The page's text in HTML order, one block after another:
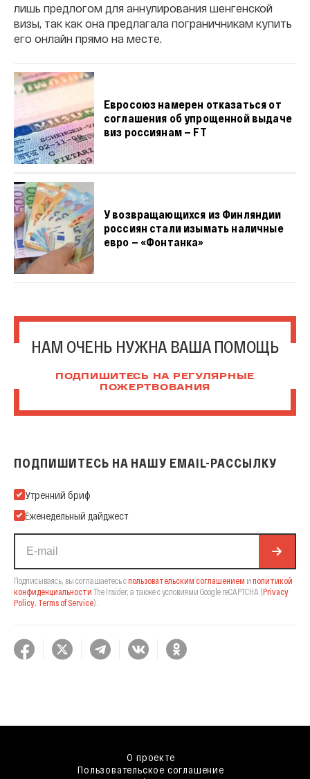
лишь предлогом для аннулирования шенгенской
визы, так как она предлагала пограничникам купить
его онлайн прямо на месте.
Евросоюз намерен отказаться от
соглашения об упрощенной выдаче
виз россиянам — FT
У возвращающихся из Финляндии
россиян стали изымать наличные
евро — «Фонтанка»
НАМ ОЧЕНЬ НУЖНА ВАША ПОМОЩЬ
ПОДПИШИТЕСЬ НА РЕГУЛЯРНЫЕ
ПОЖЕРТВОВАНИЯ
ПОДПИШИТЕСЬ НА НАШУ EMAIL-РАССЫЛКУ
Подпишитесь на нашу Email-рассылку
Утренний бриф
Еженедельный дайджест
Подписываясь, вы соглашаетесь спользовательским соглашением и политикой
конфиденциальности The Insider, а также с условиями Google reCAPTCHA (Privacy
Policy, Terms of Service).
О проекте
Пользовательское соглашение